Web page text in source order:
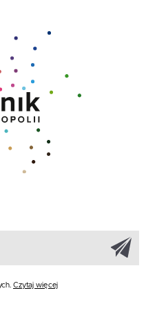
Czytaj więcej